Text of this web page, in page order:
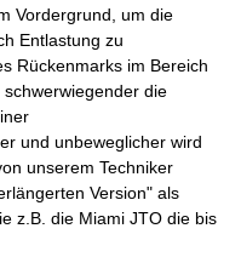
Vordergrund, um die
Entlastung zu
Rückenmarks im Bereich
die
und unbeweglicher wird
unserem Techniker
Version" als
z.B. die Miami JTO die bis